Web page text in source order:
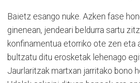
Baietz esango nuke. Azken fase
ginenean, jendeari beldurra sartu
konfinamentua etorriko ote zen eta
bultzatu ditu erosketak lehenago
Jaurlaritzak martxan jarritako bono